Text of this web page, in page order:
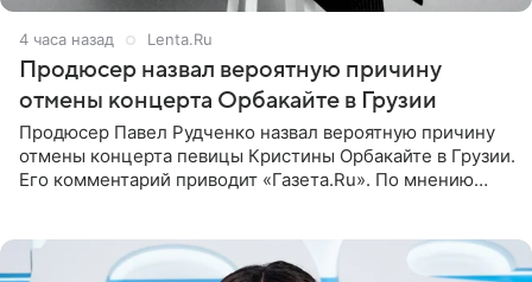
4 часа назад Lenta.Ru
Продюсер назвал вероятную причину
отмены концерта Орбакайте в Грузии
Продюсер Павел Рудченко назвал вероятную причину
отмены концерта певицы Кристины Орбакайте в Грузии.
Его комментарий приводит «Газета.Ru». По мнению